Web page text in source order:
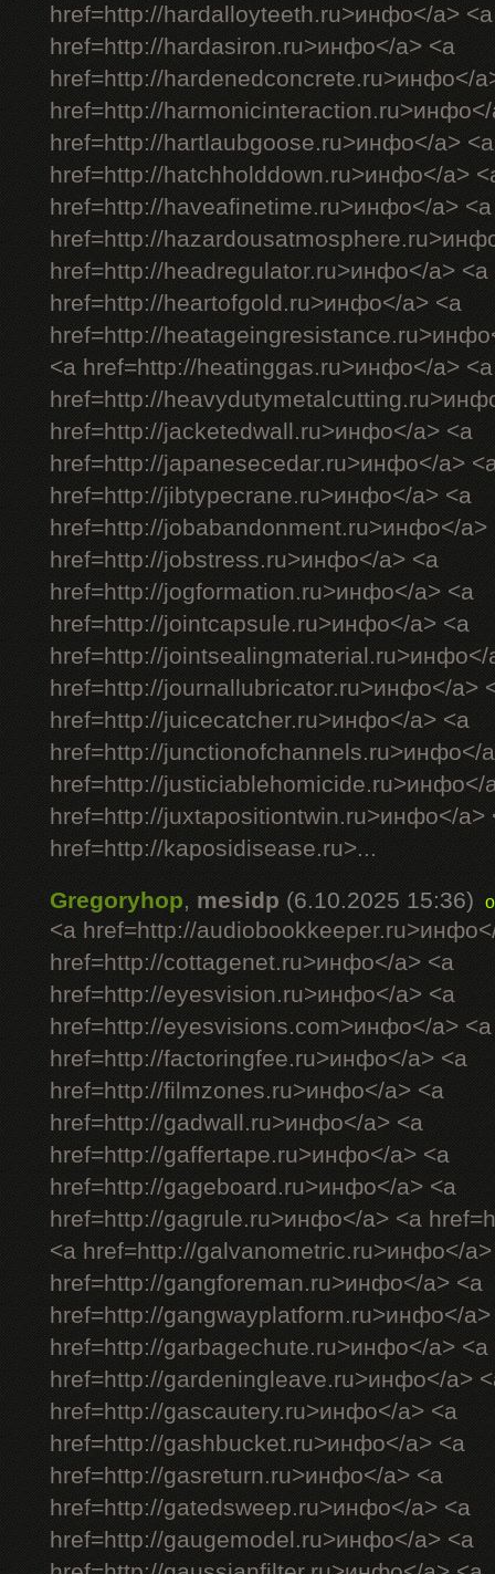
href=http://hardalloyteeth.ru>инфо</a> <a
href=http://hardasiron.ru>инфо</a> <a
href=http://hardenedconcrete.ru>инфо</
href=http://
href=http://hartlaubgoose.ru>инфо</a> <a
href=http://hatchholddown.ru>инфо</a>
href=http://haveafinetime.ru>инфо</a> <a
href=http://
href=http://headregulator.ru>инфо</a> <a
href=http://heartofgold.ru>инфо</a> <a
href=http://
<a href=http://heatinggas.ru>инфо</a> <a
href=http://
href=http://jacketedwall.ru>инфо</a> <a
href=http://japanesecedar.ru>инфо</a>
href=http://jibtypecrane.ru>инфо</a> <a
href=http://jobabandonment.ru>инфо</a>
href=http://jobstress.ru>инфо</a> <a
href=http://jogformation.ru>инфо</a> <a
href=http://jointcapsule.ru>инфо</a> <a
href=http://jointsealingmaterial.ru>инфо</
href=http://journallubricator.ru>инфо</a>
href=http://juicecatcher.ru>инфо</a> <a
href=http://junctionofchannels.ru>инфо</
href=http://justiciablehomicide.ru>инфо</
href=http://juxtapositiontwin.ru>инфо</a>
href=http://kaposidisease.ru>...
Gregoryhop,mesidp (6.10.2025 15:36)
<a href=http://
href=http://cottagenet.ru>инфо</a> <a
href=http://eyesvision.ru>инфо</a> <a
href=http://eyesvisions.com>инфо</a> <a
href=http://factoringfee.ru>инфо</a> <a
href=http://filmzones.ru>инфо</a> <a
href=http://gadwall.ru>инфо</a> <a
href=http://gaffertape.ru>инфо</a> <a
href=http://gageboard.ru>инфо</a> <a
href=http://gagrule.ru>инфо</a> <a
<a href=http://galvanometric.ru>инфо</
href=http://gangforeman.ru>инфо</a> <a
href=http://gangwayplatform.ru>инфо</a>
href=http://garbagechute.ru>инфо</a> <a
href=http://gardeningleave.ru>инфо</a>
href=http://gascautery.ru>инфо</a> <a
href=http://gashbucket.ru>инфо</a> <a
href=http://gasreturn.ru>инфо</a> <a
href=http://gatedsweep.ru>инфо</a> <a
href=http://gaugemodel.ru>инфо</a> <a